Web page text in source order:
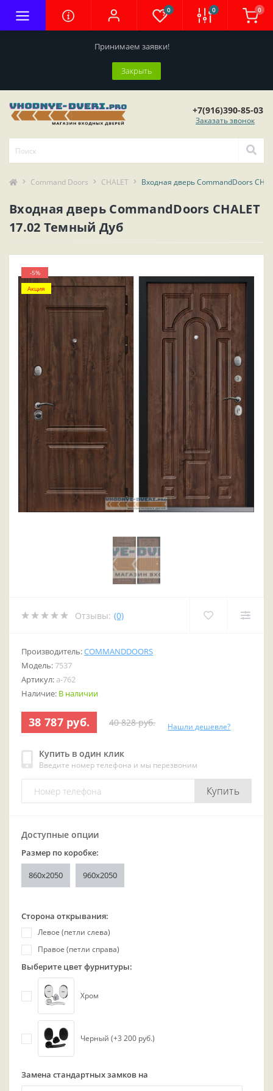
Принимаем заявки!
Закрыть
0 0 0
+7(916)390-85-03
Заказать звонок
Command Doors CHALET Входная дверь CommandDoors
Входная дверь CommandDoors CHALET
17.02 Темный Дуб
-5%
Акция
Отзывы: (0)
Производитель:COMMANDDOORS
Модель:7537
Артикул: a-762
Наличие: В наличии
38 787 руб. 40 828 руб. Нашли дешевле?
Купить в один клик
Введите номер телефона и мы перезвоним
Купить
Доступные опции
Размер по коробке:
860х2050 960x2050
Сторона открывания:
Левое (петли слева)
Правое (петли справа)
Выберите цвет фурнитуры:
Хром
Черный (+3 200 руб.)
Замена стандартных замков на